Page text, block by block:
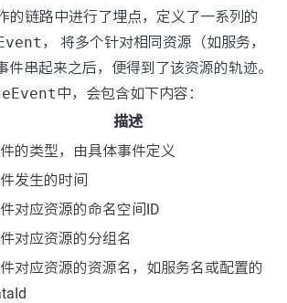
的链路中进行了埋点，定义了一系列的
， 将多个针对相同资源（如服务，
件串起来之后，便得到了该资源的轨迹。
中，会包含如下内容：
描述
的类型，由具体事件定义
发生的时间
对应资源的命名空间ID
对应资源的分组名
对应资源的资源名，如服务名或配置的